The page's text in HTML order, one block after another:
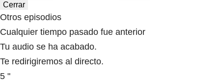
Cerrar
Otros episodios
Cualquier tiempo pasado fue anterior
Tu audio se ha acabado.
Te redirigiremos al directo.
5 "